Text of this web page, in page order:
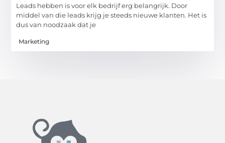
Leads hebben is voor elk bedrijf erg belangrijk. Door
middel van die leads krijg je steeds nieuwe klanten. Het is
dus van noodzaak dat je
Marketing